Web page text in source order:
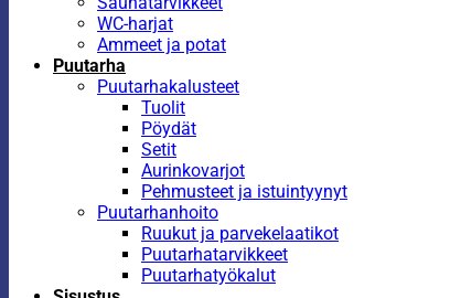
WC-harjat
Ammeet ja potat
Puutarha
Puutarhakalusteet
Tuolit
Pöydät
Setit
Aurinkovarjot
Pehmusteet ja istuintyynyt
Puutarhanhoito
Ruukut ja parvekelaatikot
Puutarhatarvikkeet
Puutarhatyökalut